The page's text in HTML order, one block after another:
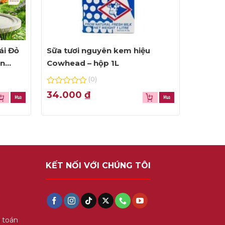
Đỏ
Sữa tươi nguyên kem hiệu
Cowhead – hộp 1L
0
out
5
(0)
34.000 ₫
toán
KẾT NỐI VỚI CHÚNG TÔI